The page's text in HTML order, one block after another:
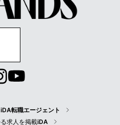
iDA転職エージェント
求人を掲載iDA